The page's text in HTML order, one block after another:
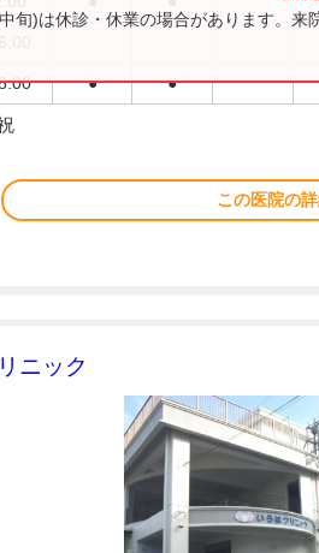
● ●
旬)は休診・休業の場合があります。来
この医院の
ニック